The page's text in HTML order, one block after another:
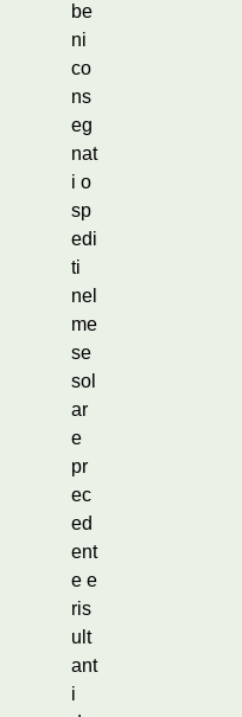
be
ni
co
ns
eg
nat
i o
sp
edi
ti
nel
me
se
sol
ar
e
pr
ec
ed
ent
e e
ris
ult
ant
i